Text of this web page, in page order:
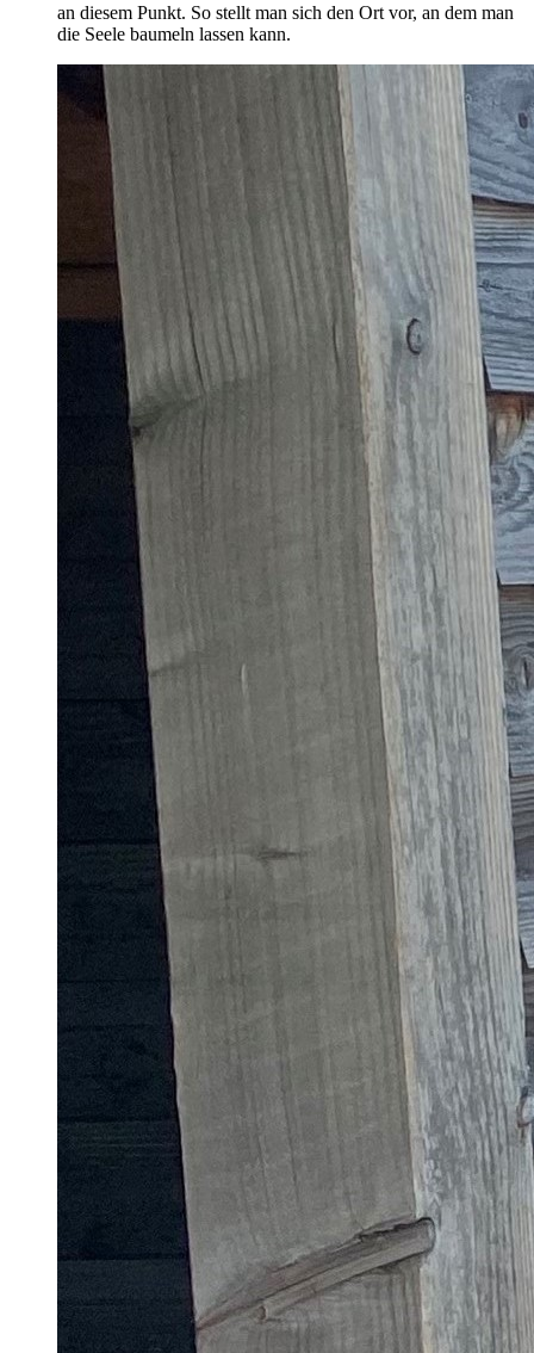
an diesem Punkt. So stellt man sich den Ort vor, an dem man
die Seele baumeln lassen kann.